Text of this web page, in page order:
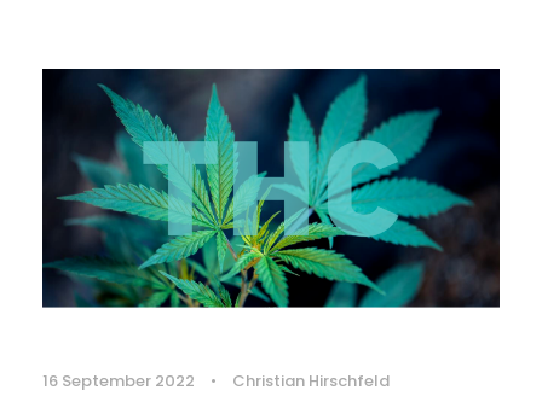
16 September 2022 • Christian Hirschfeld